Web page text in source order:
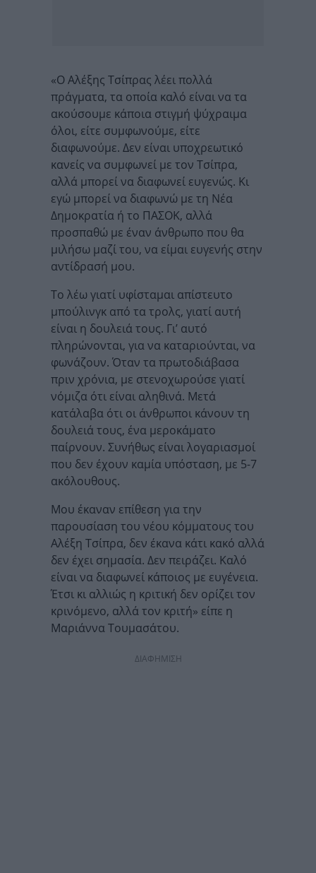
«Ο Αλέξης Τσίπρας λέει πολλά
πράγματα, τα οποία καλό είναι να τα
ακούσουμε κάποια στιγμή ψύχραιμα
όλοι, είτε συμφωνούμε, είτε
διαφωνούμε. Δεν είναι υποχρεωτικό
κανείς να συμφωνεί με τον Τσίπρα,
αλλά μπορεί να διαφωνεί ευγενώς. Κι
εγώ μπορεί να διαφωνώ με τη Νέα
Δημοκρατία ή το ΠΑΣΟΚ, αλλά
προσπαθώ με έναν άνθρωπο που θα
μιλήσω μαζί του, να είμαι ευγενής στην
αντίδρασή μου.
Το λέω γιατί υφίσταμαι απίστευτο
μπούλινγκ από τα τρολς, γιατί αυτή
είναι η δουλειά τους. Γι’ αυτό
πληρώνονται, για να καταριούνται, να
φωνάζουν. Όταν τα πρωτοδιάβασα
πριν χρόνια, με στενοχωρούσε γιατί
νόμιζα ότι είναι αληθινά. Μετά
κατάλαβα ότι οι άνθρωποι κάνουν τη
δουλειά τους, ένα μεροκάματο
παίρνουν. Συνήθως είναι λογαριασμοί
που δεν έχουν καμία υπόσταση, με 5-7
ακόλουθους.
Μου έκαναν επίθεση για την
παρουσίαση του νέου κόμματους του
Αλέξη Τσίπρα, δεν έκανα κάτι κακό αλλά
δεν έχει σημασία. Δεν πειράζει. Καλό
είναι να διαφωνεί κάποιος με ευγένεια.
Έτσι κι αλλιώς η κριτική δεν ορίζει τον
κρινόμενο, αλλά τον κριτή» είπε η
Μαριάννα Τουμασάτου.
ΔΙΑΦΗΜΙΣΗ